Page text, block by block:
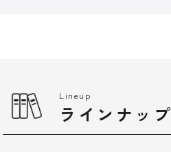
Lineup
ラインナップ